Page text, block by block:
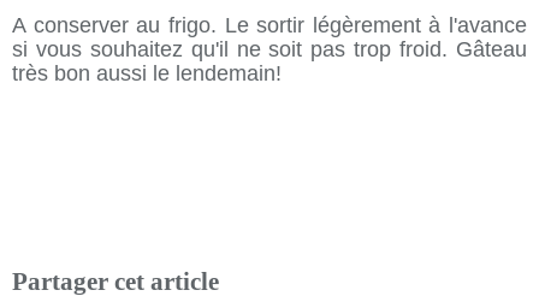
A conserver au frigo. Le sortir légèrement à l'avance
si vous souhaitez qu'il ne soit pas trop froid. Gâteau
très bon aussi le lendemain!
Partager cet article